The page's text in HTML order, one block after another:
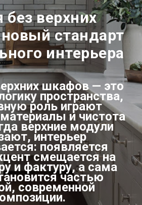
без верхних
стандарт
интерьера
шкафов — это
пространства,
роль играют
и чистота
верхние модули
интерьер
появляется
смещается на
и фактуру, а сама
частью
современной